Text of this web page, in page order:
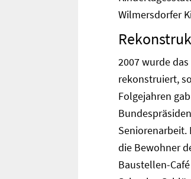
Wilmersdorfer
2007 wurde
rekonstruiert,
Folgejahren
die Bewohner
Baustellen-